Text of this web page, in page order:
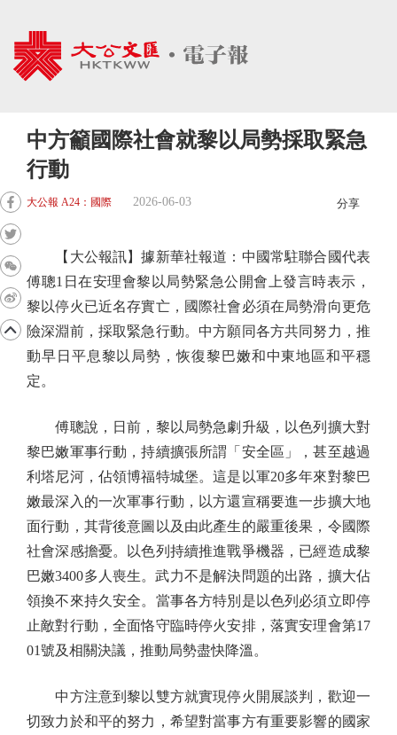
中方籲國際社會就黎以局勢採取緊急
行動
大公報 A24：國際 2026-06-03 分享
【大公報訊】據新華社報道：中國常駐聯合國代表
傅聰1日在安理會黎以局勢緊急公開會上發言時表示，
黎以停火已近名存實亡，國際社會必須在局勢滑向更危
險深淵前，採取緊急行動。中方願同各方共同努力，推
動早日平息黎以局勢，恢復黎巴嫩和中東地區和平穩
定。
傅聰說，日前，黎以局勢急劇升級，以色列擴大對
黎巴嫩軍事行動，持續擴張所謂「安全區」，甚至越過
利塔尼河，佔領博福特城堡。這是以軍20多年來對黎巴
嫩最深入的一次軍事行動，以方還宣稱要進一步擴大地
面行動，其背後意圖以及由此產生的嚴重後果，令國際
社會深感擔憂。以色列持續推進戰爭機器，已經造成黎
巴嫩3400多人喪生。武力不是解決問題的出路，擴大佔
領換不來持久安全。當事各方特別是以色列必須立即停
止敵對行動，全面恪守臨時停火安排，落實安理會第17
01號及相關決議，推動局勢盡快降溫。
中方注意到黎以雙方就實現停火開展談判，歡迎一
切致力於和平的努力，希望對當事方有重要影響的國家